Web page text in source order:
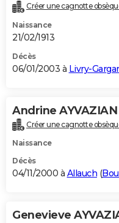
Créer une cagnotte
Naissance
21/02/1913
Décès
06/01/2003 à Livry-
Andrine AYVAZIAN
Créer une cagnotte
Naissance
Décès
04/11/2000 à Allauch (
Genevieve